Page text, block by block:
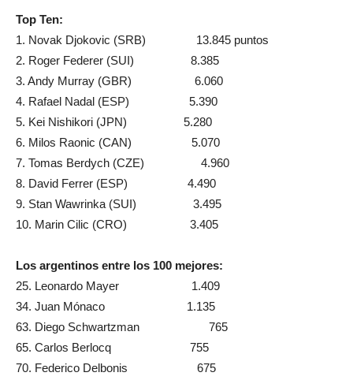
Top Ten:
1. Novak Djokovic (SRB) 13.845 puntos
2. Roger Federer (SUI) 8.385
3. Andy Murray (GBR) 6.060
4. Rafael Nadal (ESP) 5.390
5. Kei Nishikori (JPN) 5.280
6. Milos Raonic (CAN) 5.070
7. Tomas Berdych (CZE) 4.960
8. David Ferrer (ESP) 4.490
9. Stan Wawrinka (SUI) 3.495
10. Marin Cilic (CRO) 3.405
Los argentinos entre los 100 mejores:
25. Leonardo Mayer 1.409
34. Juan Mónaco 1.135
63. Diego Schwartzman 765
65. Carlos Berlocq 755
70. Federico Delbonis 675